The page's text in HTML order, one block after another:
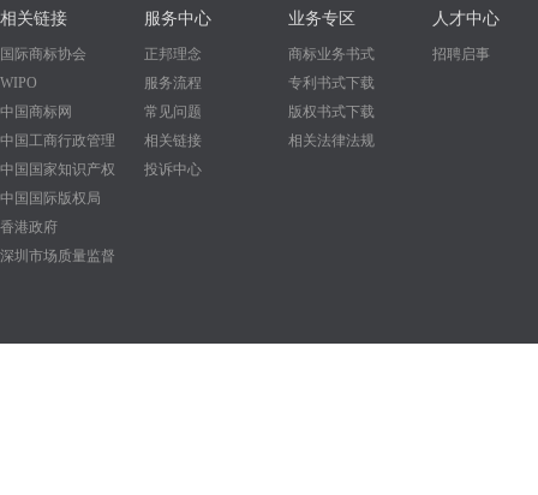
相关链接
国际商标协会
WIPO
中国商标网
中国工商行政管理
中国国家知识产权
中国国际版权局
香港政府
深圳市场质量监督
服务中心
正邦理念
服务流程
常见问题
相关链接
投诉中心
业务专区
商标业务书式
专利书式下载
版权书式下载
相关法律法规
人才中心
招聘启事